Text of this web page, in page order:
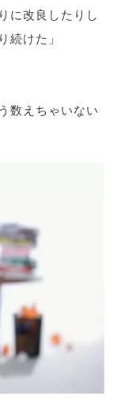
に改良したりし
続けた」
数えちゃいない